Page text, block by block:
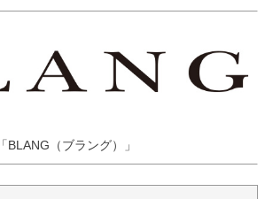
「BLANG（ブラング）」